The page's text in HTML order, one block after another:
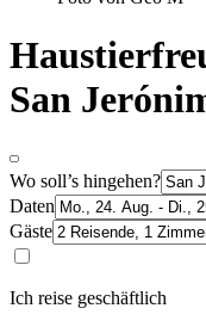
San
Wo soll’s hingehen?
Daten
Gäste
Ich reise geschäftlich